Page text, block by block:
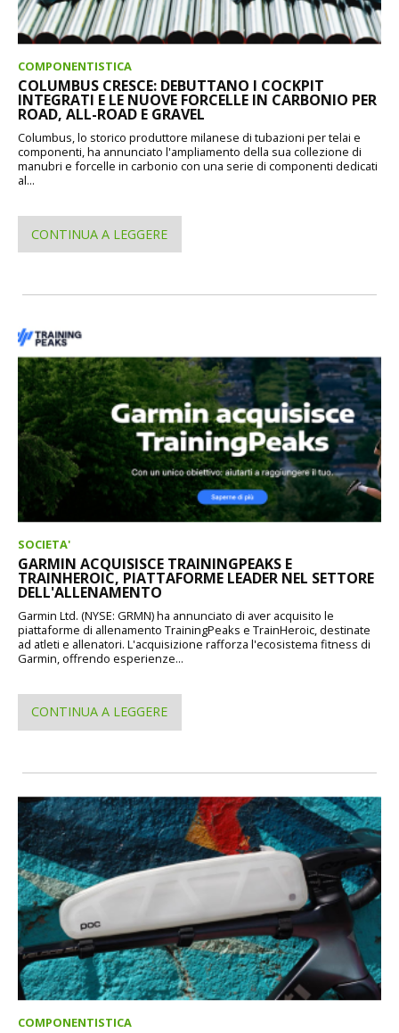
COMPONENTISTICA
COLUMBUS CRESCE: DEBUTTANO I COCKPIT
INTEGRATI E LE NUOVE FORCELLE IN CARBONIO PER
ROAD, ALL-ROAD E GRAVEL
Columbus, lo storico produttore milanese di tubazioni per telai e
componenti, ha annunciato l'ampliamento della sua collezione di
manubri e forcelle in carbonio con una serie di componenti dedicati
al...
CONTINUA A LEGGERE
SOCIETA'
GARMIN ACQUISISCE TRAININGPEAKS E
TRAINHEROIC, PIATTAFORME LEADER NEL SETTORE
DELL'ALLENAMENTO
Garmin Ltd. (NYSE: GRMN) ha annunciato di aver acquisito le
piattaforme di allenamento TrainingPeaks e TrainHeroic, destinate
ad atleti e allenatori. L'acquisizione rafforza l'ecosistema fitness di
Garmin, offrendo esperienze...
CONTINUA A LEGGERE
COMPONENTISTICA